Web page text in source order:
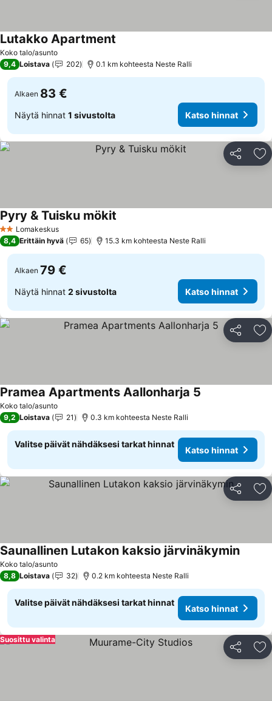
Koko talo/asunto
Lutakko Apartment
9,4 Loistava 202 0.1 km kohteesta Neste Ralli
Alkaen 83 €
Näytä hinnat 1 sivustolta Katso hinnat
Jaa
2 Tähtiluokitus
Lomakeskus
Pyry & Tuisku mökit
8,4 Erittäin hyvä 65 15.3 km kohteesta Neste Ralli
Alkaen 79 €
Näytä hinnat 2 sivustolta Katso hinnat
Jaa
Koko talo/asunto
Pramea Apartments Aallonharja 5
9,2 Loistava 21 0.3 km kohteesta Neste Ralli
Valitse päivät nähdäksesi tarkat hinnat
Katso hinnat
Jaa
Koko talo/asunto
Saunallinen Lutakon kaksio järvinäkyminKatso
8,8 Loistava 32 0.2 km kohteesta Neste Ralli
Valitse päivät nähdäksesi tarkat hinnat
Katso hinnat
Jaa
Suosittu valinta